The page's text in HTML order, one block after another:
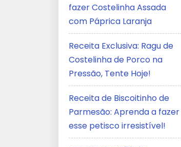
fazer Costelinha Assada
com Páprica Laranja
Receita Exclusiva: Ragu de
Costelinha de Porco na
Pressão, Tente Hoje!
Receita de Biscoitinho de
Parmesão: Aprenda a fazer
esse petisco irresistível!